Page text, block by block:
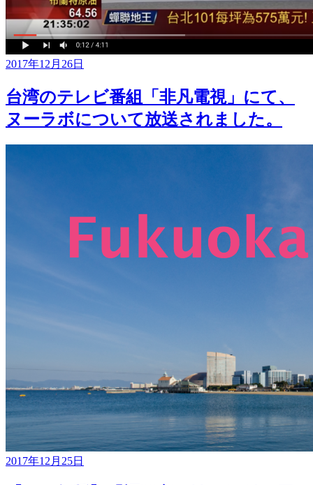
2017年12月26日
台湾のテレビ番組「非凡電視」にて、
ヌーラボについて放送されました。
2017年12月25日